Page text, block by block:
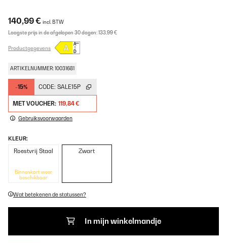
140,99 € incl. BTW
Laagste prijs in de afgelopen 30 dagen:133,99 €
Productgegevens
ARTIKELNUMMER: 10031681
-15% CODE: SALE15P
MET VOUCHER: 119,84 €
Gebruiksvoorwaarden
KLEUR:
Roestvrij Staal
Binnenkort weer
beschikbaar
Zwart
Wat betekenen de statussen?
In mijn winkelmandje